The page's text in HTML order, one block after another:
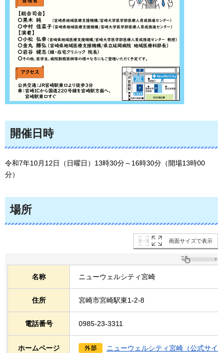
開催日時
令和7年10月12日（日曜日）13時30分～16時30分（開場13時00
分）
場所
画面サイズで表示
名称 ニューウェルシティ宮崎
住所 宮崎市宮崎駅東1-2-8
電話番号 0985-23-3311
ホームページ ニューウェルシティ宮崎（公式サイ